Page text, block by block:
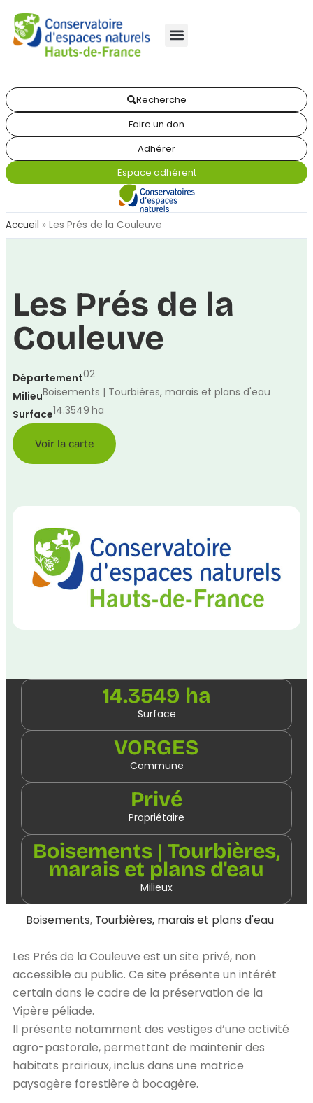
Recherche
Faire un don
Adhérer
Espace adhérent
Accueil » Les Prés de la Couleuve
Les Prés de la
Couleuve
Département02
MilieuBoisements | Tourbières, marais et plans d'eau
Surface14.3549 ha
Voir la carte
14.3549 ha
Surface
VORGES
Commune
Privé
Propriétaire
Boisements | Tourbières,
marais et plans d'eau
Milieux
Boisements, Tourbières, marais et plans d'eau
Les Prés de la Couleuve est un site privé, non
accessible au public. Ce site présente un intérêt
certain dans le cadre de la préservation de la
Vipère péliade.
Il présente notamment des vestiges d’une activité
agro-pastorale, permettant de maintenir des
habitats prairiaux, inclus dans une matrice
paysagère forestière à bocagère.